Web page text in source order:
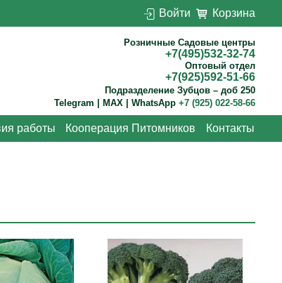
Войти Корзина
Розничные Садовые центры
+7(495)532-32-74
Оптовый отдел
+7(925)592-51-66
Подразделение Зубцов – доб 250
Telegram | MAX | WhatsApp +7 (925) 022-58-66
работы Кооперация Питомников Контакты